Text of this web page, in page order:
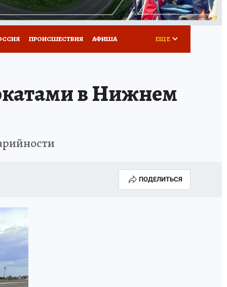
ПРОИСШЕСТВИЯ АФИША ЕЩЕ
в Нижнем
ПОДЕЛИТЬСЯ